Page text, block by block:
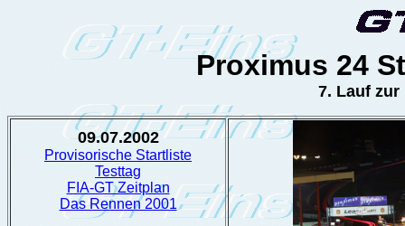
Proximus 24
7. Lauf zur
09.07.2002
Provisorische Startliste
Testtag
FIA-GT Zeitplan
Das Rennen 2001